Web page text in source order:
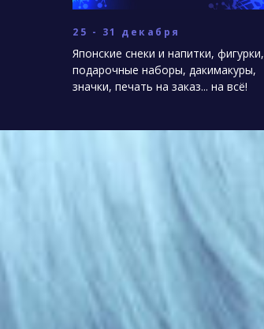
25 - 31 декабря
Японские снеки и напитки, фигурки,
подарочные наборы, дакимакуры,
значки, печать на заказ... на всё!